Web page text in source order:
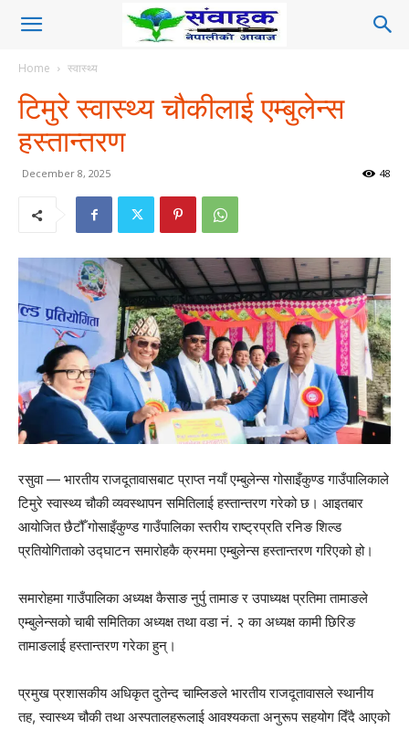
Home स्वास्थ्य
टिमुरे स्वास्थ्य चौकीलाई एम्बुलेन्स
हस्तान्तरण
December 8, 2025 48
रसुवा — भारतीय राजदूतावासबाट प्राप्त नयाँ एम्बुलेन्स गोसाइँकुण्ड गाउँपालिकाले
टिमुरे स्वास्थ्य चौकी व्यवस्थापन समितिलाई हस्तान्तरण गरेको छ। आइतबार
आयोजित छैटौँ गोसाइँकुण्ड गाउँपालिका स्तरीय राष्ट्रप्रति रनिङ शिल्ड
प्रतियोगिताको उद्घाटन समारोहकै क्रममा एम्बुलेन्स हस्तान्तरण गरिएको हो।
समारोहमा गाउँपालिका अध्यक्ष कैसाङ नुर्पु तामाङ र उपाध्यक्ष प्रतिमा तामाङले
एम्बुलेन्सको चाबी समितिका अध्यक्ष तथा वडा नं. २ का अध्यक्ष कामी छिरिङ
तामाङलाई हस्तान्तरण गरेका हुन्।
प्रमुख प्रशासकीय अधिकृत दुतेन्द चाम्लिङले भारतीय राजदूतावासले स्थानीय
तह, स्वास्थ्य चौकी तथा अस्पतालहरूलाई आवश्यकता अनुरूप सहयोग दिँदै आएको